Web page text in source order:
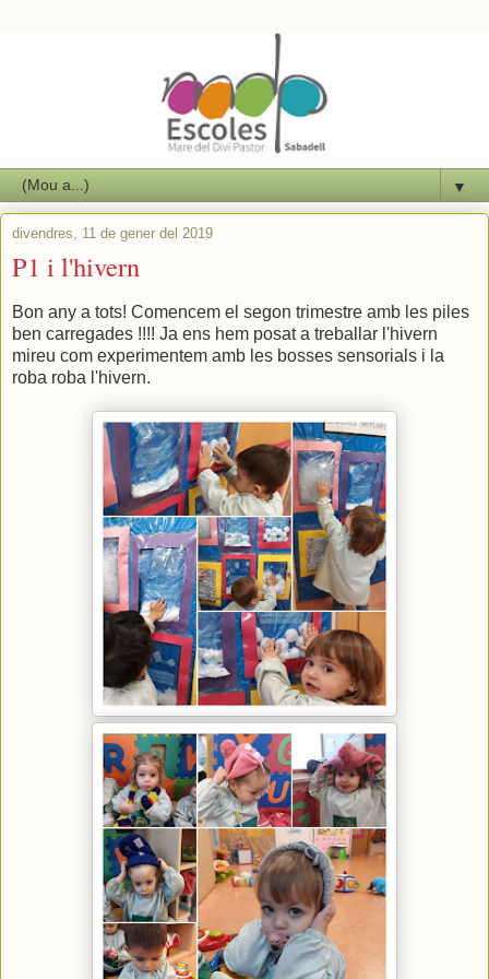
▼
divendres, 11 de gener del 2019
P1 i l'hivern
Bon any a tots! Comencem el segon trimestre amb les piles
ben carregades !!!! Ja ens hem posat a treballar l'hivern
mireu com experimentem amb les bosses sensorials i la
roba roba l'hivern.